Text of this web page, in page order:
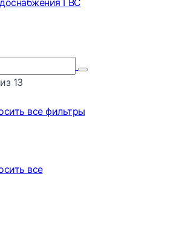
ГВС
из 13
все фильтры
все